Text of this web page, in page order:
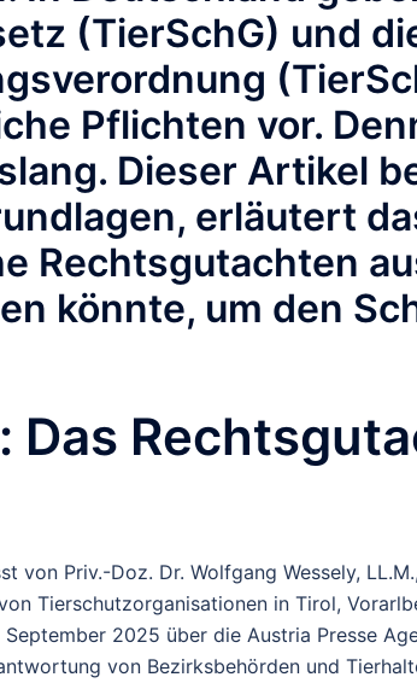
(TierSchG) und
Pflichten vor.
Dieser Artikel
erläutert
Rechtsgutachten
könnte, um den
Das
von Priv.-Doz. Dr. Wolfgang Wessely,
Tierschutzorganisationen in Tirol,
2025 über die Austria Presse
von Bezirksbehörden und